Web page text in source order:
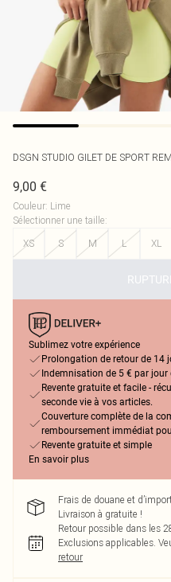
DSGN STUDIO GILET DE SPORT
9,00 €
Couleur: Lime
Sélectionner une taille:
XS
S M L XL
Sublimez votre expérience
Prolongation de retour de 14
Indemnisation de 5 € par
Revente gratuite et facile -
seconde vie à vos articles.
Couverture complète de la
remboursement immédiat
Revente gratuite et simple
En savoir plus
Frais de douane et
Livraison à gratuite !
Retour possible dans les
Exclusions applicables.
retour